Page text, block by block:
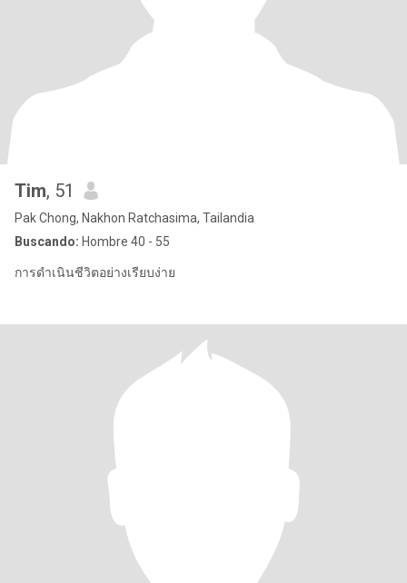
Tim, 51
Pak Chong, Nakhon Ratchasima, Tailandia
Buscando: Hombre 40 - 55
การดำเนินชีวิตอย่างเรียบง่าย